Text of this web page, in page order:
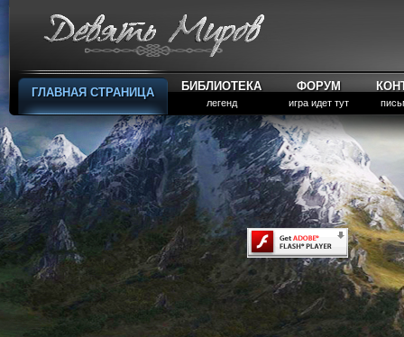
ГЛАВНАЯ СТРАНИЦА БИБЛИОТЕКА
легенд
ФОРУМ
игра идет тут